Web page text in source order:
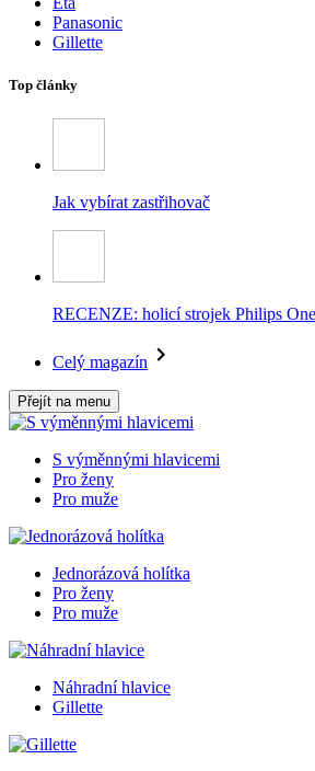
Panasonic
Gillette
Top články
Jak vybírat zastřihovač
RECENZE: holicí strojek Philips
Celý magazín
Přejít na menu
S výměnnými hlavicemi
Pro ženy
Pro muže
Jednorázová holítka
Pro ženy
Pro muže
Náhradní hlavice
Gillette